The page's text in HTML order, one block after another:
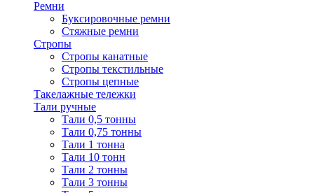
Ремни
Буксировочные ремни
Стяжные ремни
Стропы
Стропы канатные
Стропы текстильные
Стропы цепные
Такелажные тележки
Тали ручные
Тали 0,5 тонны
Тали 0,75 тонны
Тали 1 тонна
Тали 10 тонн
Тали 2 тонны
Тали 3 тонны